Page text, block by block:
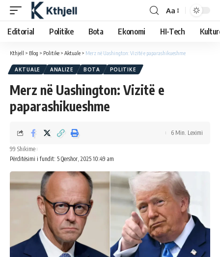
Aa
Editorial Politike Bota Ekonomi HI-Tech
Kthjell > Blog > Politike > Aktuale > Merz në Uashington: Vizitë e paparashikueshme
AKTUALE ANALIZE BOTA POLITIKE
Merz në Uashington: Vizitë e
paparashikueshme
Përditësimi i fundit: 5 Qershor, 2025 10:49 am
99 Shikime
6 Min. Leximi